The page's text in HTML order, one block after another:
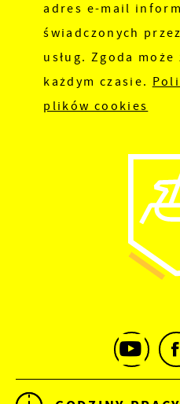
adres e-mail
świadczonych
usług. Zgoda
każdym czasie.
plików cookies